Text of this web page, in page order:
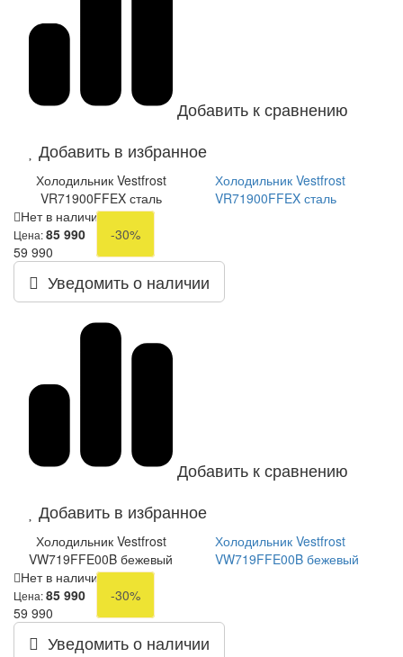
Добавить к сравнению
Добавить в избранное
Холодильник Vestfrost
VR71900FFEX сталь
Холодильник Vestfrost
VR71900FFEX сталь
Нет в наличии
Цена:85 990
-30%
59 990
Уведомить о наличии
Добавить к сравнению
Добавить в избранное
Холодильник Vestfrost
VW719FFE00B бежевый
Холодильник Vestfrost
VW719FFE00B бежевый
Нет в наличии
Цена:85 990
-30%
59 990
Уведомить о наличии